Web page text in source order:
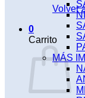
Volver
0
Carrito
MÁS